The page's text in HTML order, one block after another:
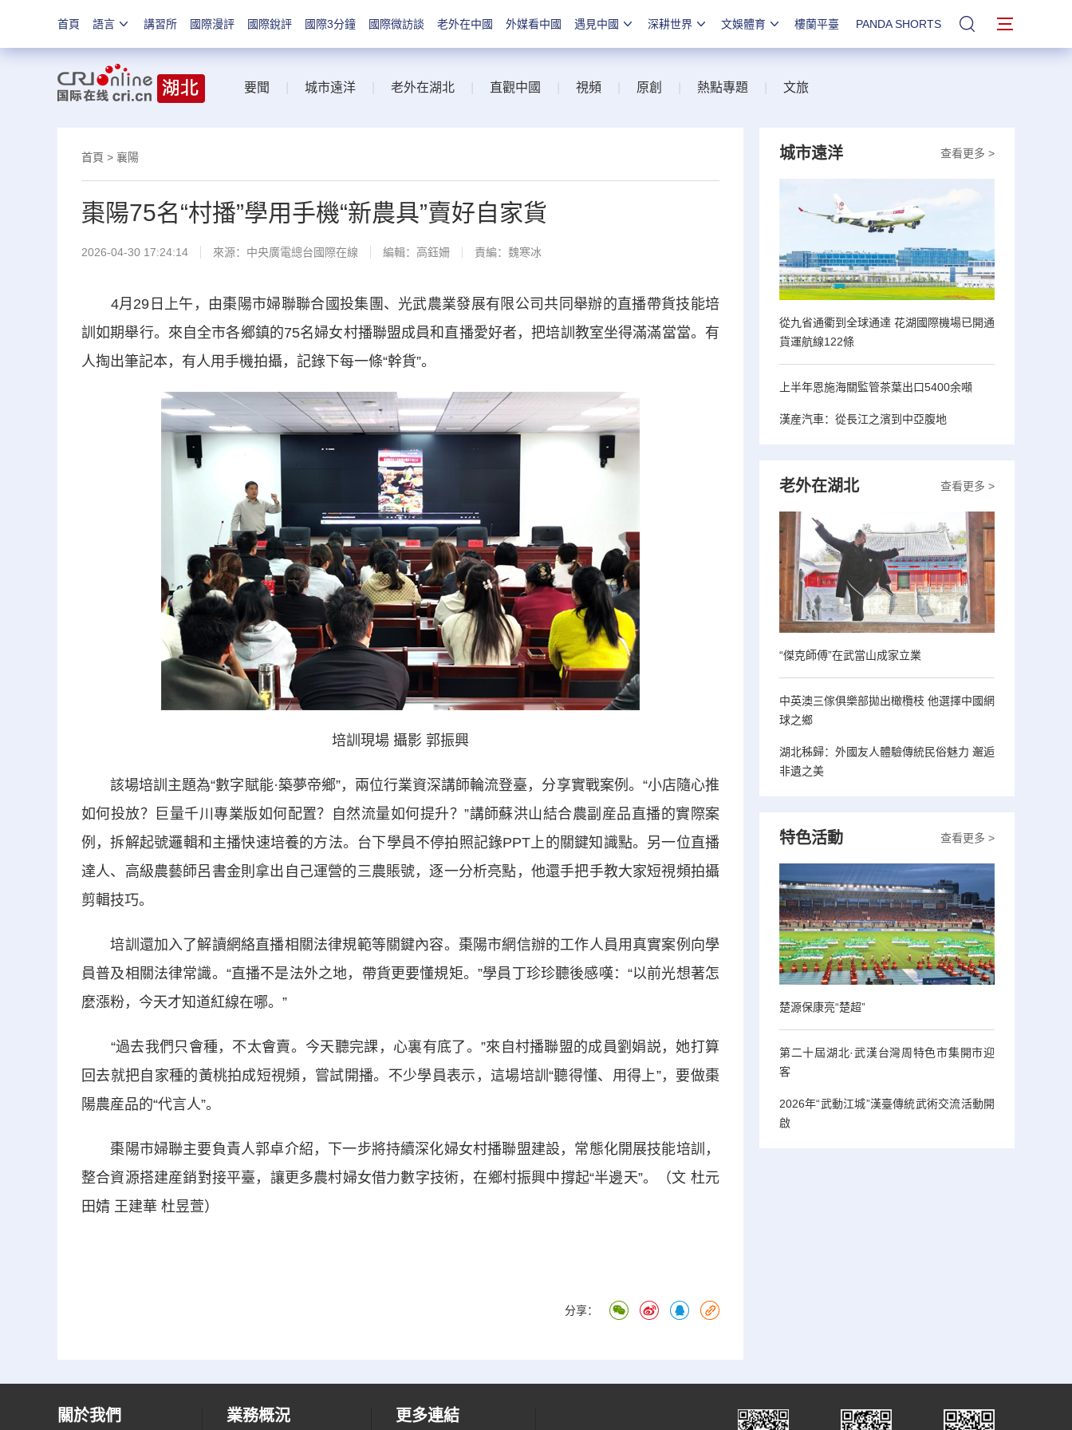
首頁 語言 講習所 國際漫評 國際銳評 國際3分鐘 國際微訪談 老外在中國 外媒看中國 遇見中國 深耕世界 文娛體育 樓蘭平臺 PANDA SHORTS 站內搜索
要聞 城市遠洋 老外在湖北 直觀中國 視頻 原創 熱點專題 文旅
首頁 > 襄陽
棗陽75名“村播”學用手機“新農具”賣好自家貨
2026-04-30 17:24:14 來源：中央廣電總台國際在線 編輯：高鈺姍 責編：魏寒冰
4月29日上午，由棗陽市婦聯聯合國投集團、光武農業發展有限公司共同舉辦的直播帶貨技能培
訓如期舉行。來自全市各鄉鎮的75名婦女村播聯盟成員和直播愛好者，把培訓教室坐得滿滿當當。有
人掏出筆記本，有人用手機拍攝，記錄下每一條“幹貨”。
培訓現場 攝影 郭振興
該場培訓主題為“數字賦能·築夢帝鄉”，兩位行業資深講師輪流登臺，分享實戰案例。“小店隨心推
如何投放？巨量千川專業版如何配置？自然流量如何提升？”講師蘇洪山結合農副産品直播的實際案
例，拆解起號邏輯和主播快速培養的方法。台下學員不停拍照記錄PPT上的關鍵知識點。另一位直播
達人、高級農藝師呂書金則拿出自己運營的三農賬號，逐一分析亮點，他還手把手教大家短視頻拍攝
剪輯技巧。
培訓還加入了解讀網絡直播相關法律規範等關鍵內容。棗陽市網信辦的工作人員用真實案例向學
員普及相關法律常識。“直播不是法外之地，帶貨更要懂規矩。”學員丁珍珍聽後感嘆：“以前光想著怎
麼漲粉，今天才知道紅線在哪。”
“過去我們只會種，不太會賣。今天聽完課，心裏有底了。”來自村播聯盟的成員劉娟説，她打算
回去就把自家種的黃桃拍成短視頻，嘗試開播。不少學員表示，這場培訓“聽得懂、用得上”，要做棗
陽農産品的“代言人”。
棗陽市婦聯主要負責人郭卓介紹，下一步將持續深化婦女村播聯盟建設，常態化開展技能培訓，
整合資源搭建産銷對接平臺，讓更多農村婦女借力數字技術，在鄉村振興中撐起“半邊天”。（文 杜元
田婧 王建華 杜昱萱）
分享：
查看更多 >
城市遠洋
從九省通衢到全球通達 花湖國際機場已開通
貨運航線122條
上半年恩施海關監管茶葉出口5400余噸
漢産汽車：從長江之濱到中亞腹地
查看更多 >
老外在湖北
“傑克師傅”在武當山成家立業
中英澳三傢俱樂部拋出橄欖枝 他選擇中國網
球之鄉
湖北秭歸：外國友人體驗傳統民俗魅力 邂逅
非遺之美
查看更多 >
特色活動
楚源保康亮“楚超”
第二十屆湖北·武漢台灣周特色市集開市迎
客
2026年“武動江城”漢臺傳統武術交流活動開
啟
關於我們 業務概況 更多連結